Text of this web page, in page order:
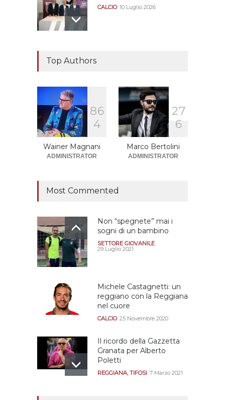
CALCIO 10 Luglio 2026
Sono solo sette le
squadre che sono state
promosse la stagione
successiva alla
retrocessione
Top Authors
86
4
Wainer Magnani
ADMINISTRATOR
27
6
Marco Bertolini
ADMINISTRATOR
Most Commented
Non “spegnete” mai i
sogni di un bambino
SETTORE GIOVANILE
29 Luglio 2021
Michele Castagnetti: un
reggiano con la Reggiana
nel cuore
CALCIO 25 Novembre 2020
Il ricordo della Gazzetta
Granata per Alberto
Poletti
REGGIANA,TIFOSI 7 Marzo 2021